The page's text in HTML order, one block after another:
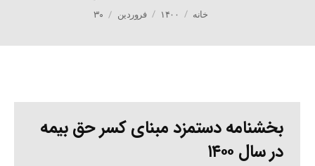
You are here:
خانه ۱۴۰۰ فروردین ۳۰
بخشنامه دستمزد مبنای کسر حق بیمه
در سال ۱۴۰۰